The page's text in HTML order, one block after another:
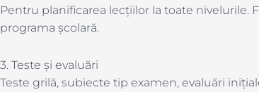
Pentru planificarea lecțiilor la toate nivelurile.
programa școlară.
3. Teste și evaluări
Teste grilă, subiecte tip examen, evaluări